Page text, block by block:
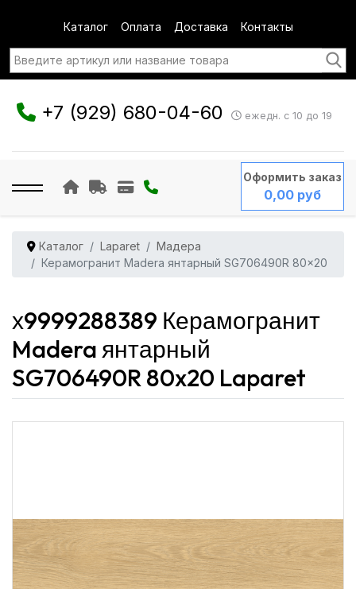
Каталог Оплата Доставка Контакты
+7 (929) 680-04-60 ежедн. с 10 до 19
Оформить заказ
0,00 руб
Каталог Laparet
Мадера
Керамогранит Madera янтарный SG706490R 80x20
х9999288389 Керамогранит
Madera янтарный
SG706490R 80x20 Laparet